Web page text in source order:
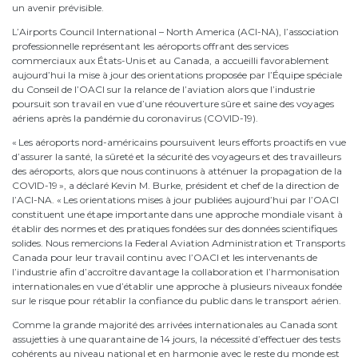
un avenir prévisible.
L’Airports Council International – North America (ACI-NA), l’association
professionnelle représentant les aéroports offrant des services
commerciaux aux États-Unis et au Canada, a accueilli favorablement
aujourd’hui la mise à jour des orientations proposée par l’Équipe spéciale
du Conseil de l’OACI sur la relance de l’aviation alors que l’industrie
poursuit son travail en vue d’une réouverture sûre et saine des voyages
aériens après la pandémie du coronavirus (COVID-19).
« Les aéroports nord-américains poursuivent leurs efforts proactifs en vue
d’assurer la santé, la sûreté et la sécurité des voyageurs et des travailleurs
des aéroports, alors que nous continuons à atténuer la propagation de la
COVID-19 », a déclaré Kevin M. Burke, président et chef de la direction de
l’ACI-NA. « Les orientations mises à jour publiées aujourd’hui par l’OACI
constituent une étape importante dans une approche mondiale visant à
établir des normes et des pratiques fondées sur des données scientifiques
solides. Nous remercions la Federal Aviation Administration et Transports
Canada pour leur travail continu avec l’OACI et les intervenants de
l’industrie afin d’accroître davantage la collaboration et l’harmonisation
internationales en vue d’établir une approche à plusieurs niveaux fondée
sur le risque pour rétablir la confiance du public dans le transport aérien.
Comme la grande majorité des arrivées internationales au Canada sont
assujetties à une quarantaine de 14 jours, la nécessité d’effectuer des tests
cohérents au niveau national et en harmonie avec le reste du monde est